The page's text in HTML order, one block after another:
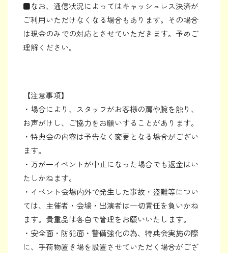
■なお、通信状況によってはキャッシュレス決済が
ご利用いただけなくなる場合もあります。その場合
は現金のみでの対応とさせていただきます。予めご
理解ください。
【注意事項】
・場合により、スタッフがお客様の肩や腕を触り、
お声がけし、ご協力をお願いすることがあります。
・特典会の内容は予告なく変更となる場合がござい
ます。
・万が一イベントが中止になった場合でも返金はい
たしかねます。
・イベント会場内外で発生した事故・盗難等につい
ては、主催者・会場・出演者は一切責任を負いかね
ます。貴重品は各自で管理をお願いいたします。
・安全面・防犯面・警備強化の為、特典会実施の際
に、手荷物置き場を設置させていただく場合がござ